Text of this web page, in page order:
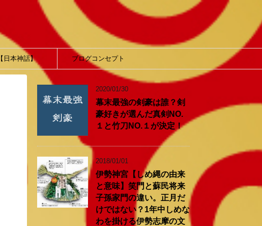
【日本神話】 ブログコンセプト
2020/01/30
幕末最強の剣豪は誰？剣
豪好きが選んだ真剣NO.
１と竹刀NO.１が決定！
2018/01/01
伊勢神宮【しめ縄の由来
と意味】笑門と蘇民将来
子孫家門の違い。正月だ
けではない？1年中しめな
わを掛ける伊勢志摩の文